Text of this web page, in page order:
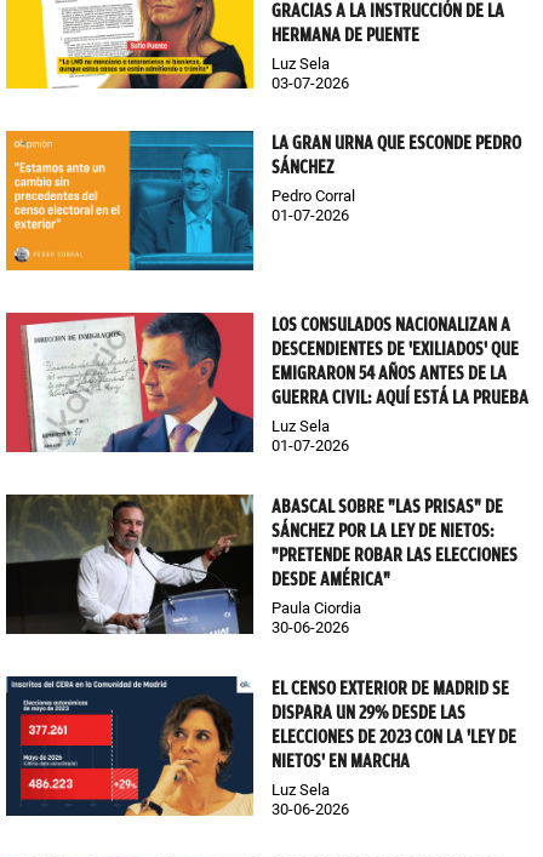
GRACIAS A LA INSTRUCCIÓN DE LA
HERMANA DE PUENTE
Luz Sela
03-07-2026
LA GRAN URNA QUE ESCONDE PEDRO
SÁNCHEZ
Pedro Corral
01-07-2026
LOS CONSULADOS NACIONALIZAN A
DESCENDIENTES DE 'EXILIADOS' QUE
EMIGRARON 54 AÑOS ANTES DE LA
GUERRA CIVIL: AQUÍ ESTÁ LA PRUEBA
Luz Sela
01-07-2026
ABASCAL SOBRE "LAS PRISAS" DE
SÁNCHEZ POR LA LEY DE NIETOS:
"PRETENDE ROBAR LAS ELECCIONES
DESDE AMÉRICA"
Paula Ciordia
30-06-2026
EL CENSO EXTERIOR DE MADRID SE
DISPARA UN 29% DESDE LAS
ELECCIONES DE 2023 CON LA 'LEY DE
NIETOS' EN MARCHA
Luz Sela
30-06-2026